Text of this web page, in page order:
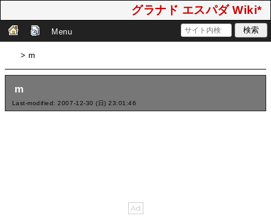
グラナド エスパダ Wiki*
Menu
> m
m
Last-modified: 2007-12-30 (日) 23:01:46